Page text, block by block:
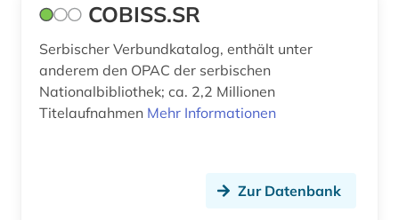
geschichte 1700 ff. (1)
geschichte 1945 (2)
gesellschaft (1)
USA (7)
COBISS.SR
Serbischer Verbundkatalog, enthält unter
anderem den OPAC der serbischen
Nationalbibliothek; ca. 2,2 Millionen
Titelaufnahmen Mehr Informationen
Zur Datenbank